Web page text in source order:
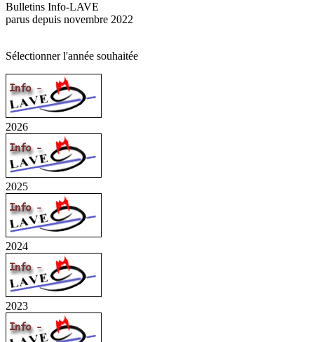
Bulletins Info-LAVE
parus depuis novembre 2022
Sélectionner l'année souhaitée
2026
2025
2024
2023